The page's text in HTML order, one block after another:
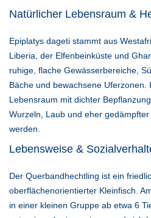
Natürlicher Lebensraum &
Epiplatys dageti stammt aus
Liberia, der Elfenbeinküste und
ruhige, flache Gewässerbereiche,
Bäche und bewachsene Uferzonen.
Lebensraum mit dichter
Wurzeln, Laub und eher
werden.
Lebensweise &
Der Querbandhechtling ist ein
oberflächenorientierter Kleinfisch.
in einer kleinen Gruppe ab etwa 6